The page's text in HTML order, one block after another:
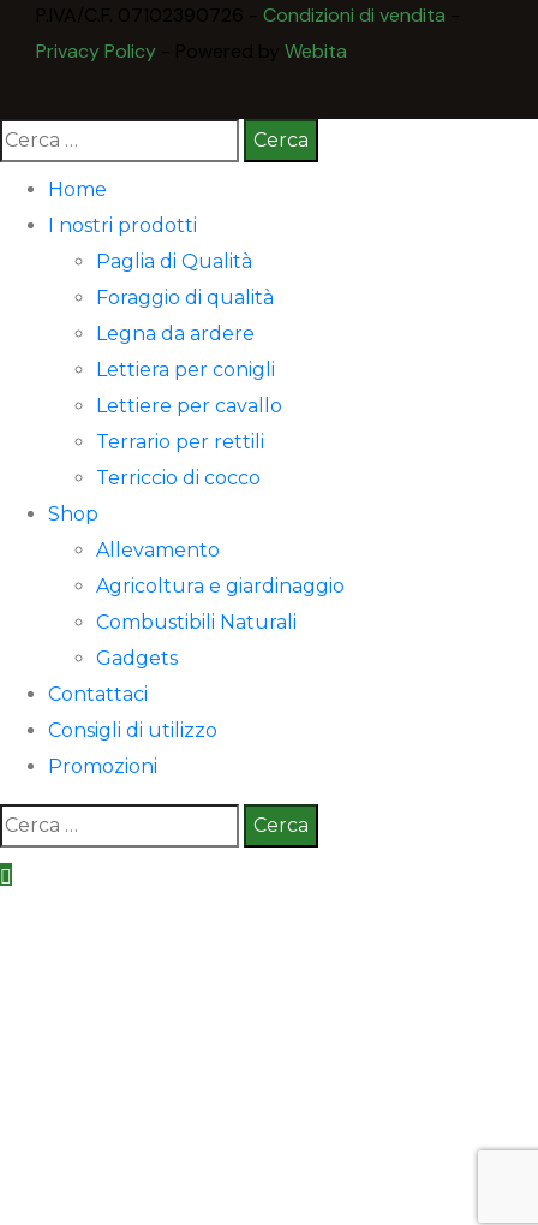
Condizioni di vendita
Privacy Policy
Webita
Ricerca
Home
I nostri prodotti
Paglia di Qualità
Foraggio di qualità
Legna da ardere
Lettiera per conigli
Lettiere per cavallo
Terrario per rettili
Terriccio di cocco
Shop
Allevamento
Agricoltura e giardinaggio
Combustibili Naturali
Gadgets
Contattaci
Consigli di utilizzo
Promozioni
Ricerca